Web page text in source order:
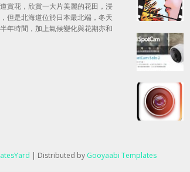
賞花，欣賞一大片美麗的花田，浸
但是北海道位於日本最北端，冬天
年時間，加上氣候變化與花期亦和
| Distributed by Gooyaabi Templates